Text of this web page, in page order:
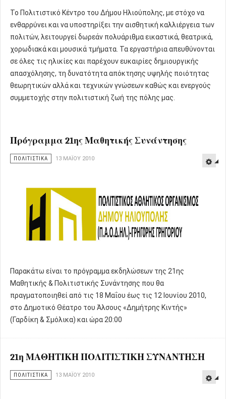
Το Πολιτιστικό Κέντρο του Δήμου Ηλιούπολης, με στόχο να
ενθαρρύνει και να υποστηρίξει την αισθητική καλλιέργεια των
πολιτών, λειτουργεί δωρεάν πολυάριθμα εικαστικά, θεατρικά,
χορωδιακά και μουσικά τμήματα. Τα εργαστήρια απευθύνονται
σε όλες τις ηλικίες και παρέχουν ευκαιρίες δημιουργικής
απασχόλησης, τη δυνατότητα απόκτησης υψηλής ποιότητας
θεωρητικών αλλά και τεχνικών γνώσεων καθώς και ενεργούς
συμμετοχής στην πολιτιστική ζωή της πόλης μας.
Πρόγραμμα 21ης Μαθητικής Συνάντησης
ΠΟΛΙΤΙΣΤΙΚΑ 13 ΜΑΪ́ΟΥ 2010
Παρακάτω είναι το πρόγραμμα εκδηλώσεων της 21ης
Μαθητικής & Πολιτιστικής Συνάντησης που θα
πραγματοποιηθεί από τις 18 Μαΐου έως τις 12 Ιουνίου 2010,
στο Δημοτικό Θέατρο του Άλσους «Δημήτρης Κιντής»
(Γαρδίκη & Σμόλικα) και ώρα 20:00
21η ΜΑΘΗΤΙΚΗ ΠΟΛΙΤΙΣΤΙΚΗ ΣΥΝΑΝΤΗΣΗ
ΠΟΛΙΤΙΣΤΙΚΑ 13 ΜΑΪ́ΟΥ 2010